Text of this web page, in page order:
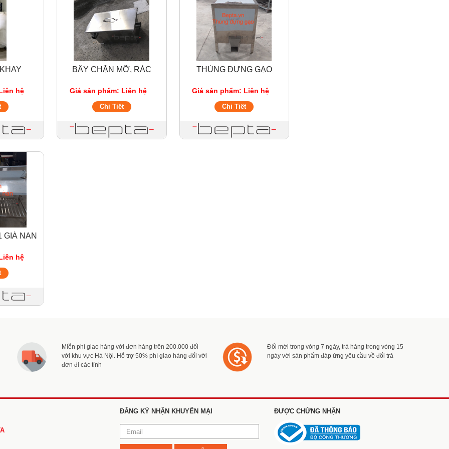
hệ
BÂY CHẶN MỠ, RÁC
Giá sản phẩm: Liên hệ
Chi Tiết
THÙNG ĐỰNG GẠO
Giá sản phẩm: Liên hệ
Chi Tiết
GIÁ NAN
hệ
Miễn phí giao hàng với đơn hàng trên 200.000 đối
với khu vực Hà Nội. Hỗ trợ 50% phí giao hàng đối với
đơn đi các tỉnh
Đổi mới trong vòng 7 ngày, trả hàng trong vòng 15
ngày với sản phẩm đáp ứng yêu cầu về đổi trả
ĐĂNG KÝ NHẬN KHUYẾN MẠI ĐƯỢC CHỨNG NHẬN